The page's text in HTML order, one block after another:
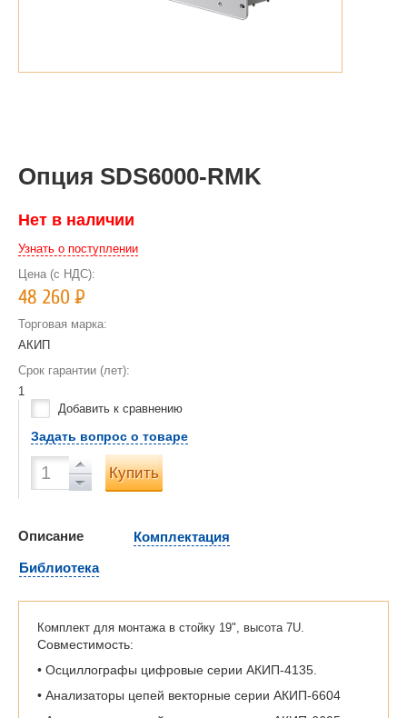
Опция SDS6000-RMK
Нет в наличии
Узнать о поступлении
Цена (с НДС):
48 260Р
Торговая марка:
АКИП
Срок гарантии (лет):
1
Добавить к сравнению
Задать вопрос о товаре
Купить
Описание
Комплектация
Библиотека
Комплект для монтажа в стойку 19", высота 7U.
Совместимость:
• Осциллографы цифровые серии АКИП-4135.
• Анализаторы цепей векторные серии АКИП-6604